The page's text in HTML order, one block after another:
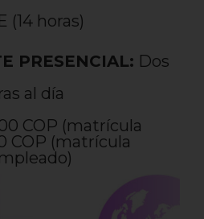
(14 horas)
PRESENCIAL: Dos
al día
COP (matrícula
COP (matrícula